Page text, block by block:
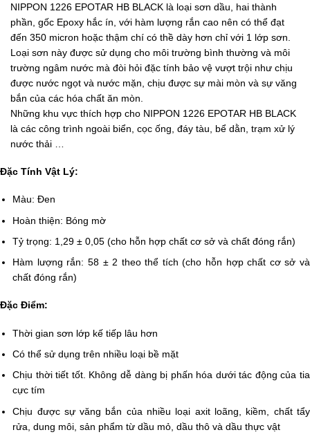
NIPPON 1226 EPOTAR HB BLACK là loại sơn dầu, hai thành
phần, gốc Epoxy hắc ín, với hàm lượng rắn cao nên có thể đạt
đến 350 micron hoặc thậm chí có thề dày hơn chỉ với 1 lớp sơn.
Loại sơn này được sử dụng cho môi trường bình thường và môi
trường ngâm nước mà đòi hỏi đặc tính bảo vệ vượt trội như chịu
được nước ngọt và nước mặn, chịu được sự mài mòn và sự văng
bắn của các hóa chất ăn mòn.
Những khu vực thích hợp cho NIPPON 1226 EPOTAR HB BLACK
là các công trình ngoài biển, cọc ống, đáy tàu, bể dằn, trạm xử lý
nước thải …
Đặc Tính Vật Lý:
Màu: Đen
Hoàn thiện: Bóng mờ
Tỷ trọng: 1,29 ± 0,05 (cho hỗn hợp chất cơ sở và chất đóng rắn)
Hàm lượng rắn: 58 ± 2 theo thể tích (cho hỗn hợp chất cơ sở và
chất đóng rắn)
Đặc Điểm:
Thời gian sơn lớp kế tiếp lâu hơn
Có thể sử dụng trên nhiều loại bề mặt
Chịu thời tiết tốt. Không dễ dàng bị phấn hóa dưới tác động của tia
cực tím
Chịu được sự văng bắn của nhiều loại axit loãng, kiềm, chất tẩy
rửa, dung môi, sản phẩm từ dầu mỏ, dầu thô và dầu thực vật